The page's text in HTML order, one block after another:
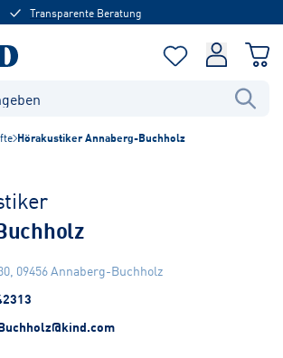
Transparente Beratung
Hörakustiker Annaberg-Buchholz
, 09456Annaberg-Buchholz